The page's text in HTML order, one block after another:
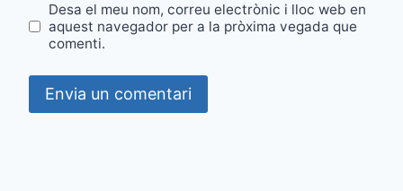
Desa el meu nom, correu electrònic i lloc web en
aquest navegador per a la pròxima vegada que
comenti.